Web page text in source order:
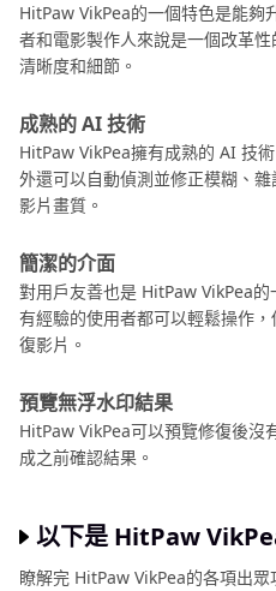
HitPaw VikPea的一個特色是能夠
者和電影製作人來說是一個改革
清晰度和細節。
成熟的 AI 技術
HitPaw VikPea擁有成熟的 AI 技
外還可以自動偵測並修正模糊、
影片畫質。
簡潔的介面
對用戶友善也是 HitPaw VikPea
有經驗的使用者都可以輕鬆操作
復影片。
預覽無浮水印結果
HitPaw VikPea可以預覽修復後沒
成之前確認結果。
以下是 HitPaw
瞭解完 HitPaw VikPea的各項出